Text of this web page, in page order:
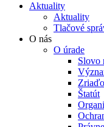
Aktuality
Aktuality
Tlačové
O nás
O úrade
Slovo
Štatút